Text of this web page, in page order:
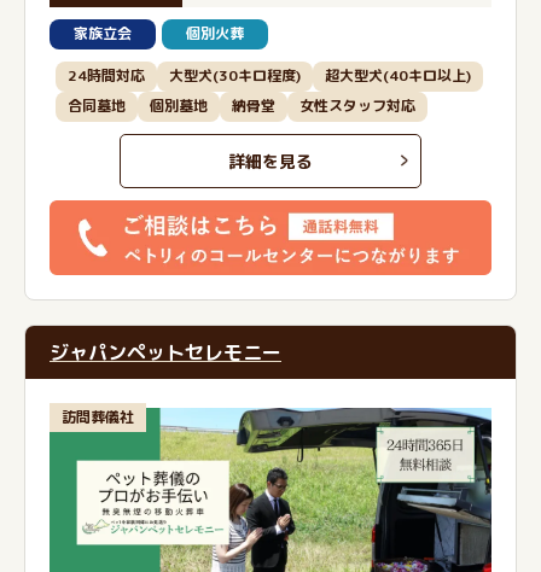
家族立会 個別火葬
24時間対応 大型犬(30キロ程度)
超大型犬(40キロ以上)
合同墓地
個別墓地 納骨堂 女性スタッフ対応
詳細を見る
ジャパンペットセレモニー
訪問葬儀社